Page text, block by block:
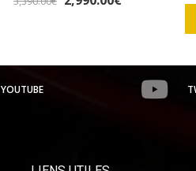
YOUTUBE